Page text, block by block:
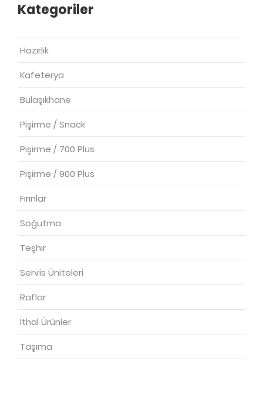
Kategoriler
Hazırlık
Kafeterya
Bulaşıkhane
Pişirme / Snack
Pişirme / 700 Plus
Pişirme / 900 Plus
Fırınlar
Soğutma
Teşhir
Servis Üniteleri
Raflar
İthal Ürünler
Taşıma